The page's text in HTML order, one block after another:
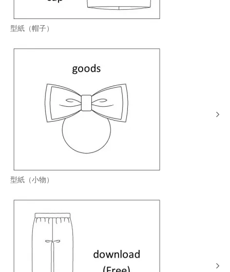
型紙（帽子）
型紙（小物）